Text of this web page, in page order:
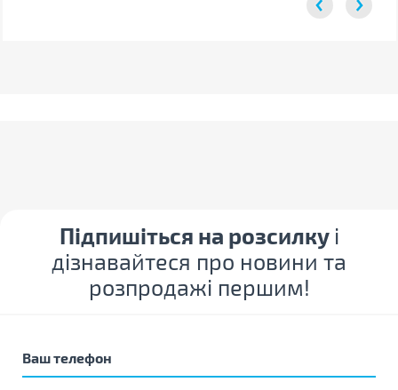
Підпишіться на розсилку і
дізнавайтеся про новини та
розпродажі першим!